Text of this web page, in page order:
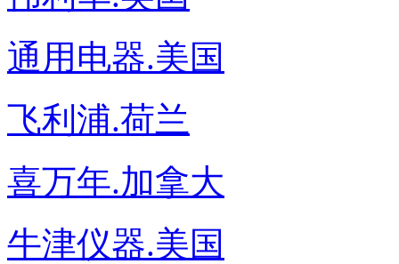
通用电器.美国
飞利浦.荷兰
喜万年.加拿大
牛津仪器.美国